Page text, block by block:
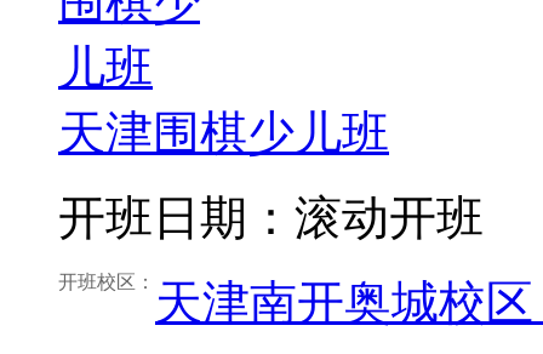
天津围棋少儿班
开班日期：滚动开班
开班校区： 天津南开奥城校区